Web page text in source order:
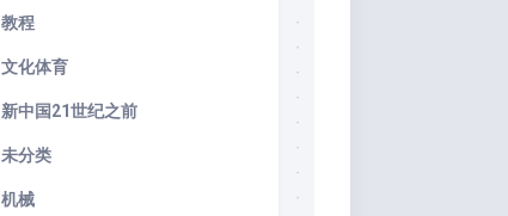
教程
文化体育
新中国21世纪之前
未分类
机械